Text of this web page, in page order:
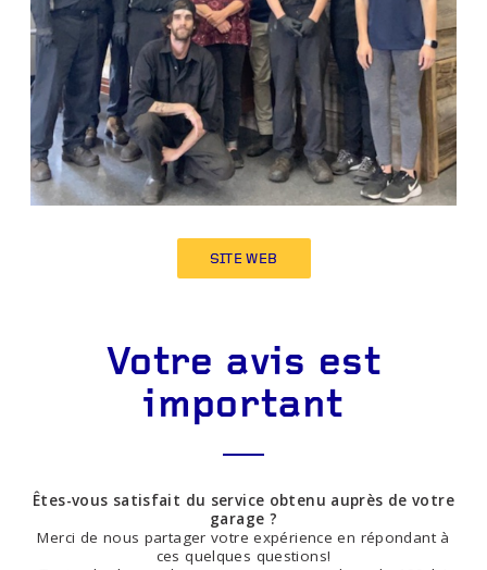
SITE WEB
Votre avis est
important
Êtes-vous satisfait du service obtenu auprès de votre
garage ?
Merci de nous partager votre expérience en répondant à
ces quelques questions!